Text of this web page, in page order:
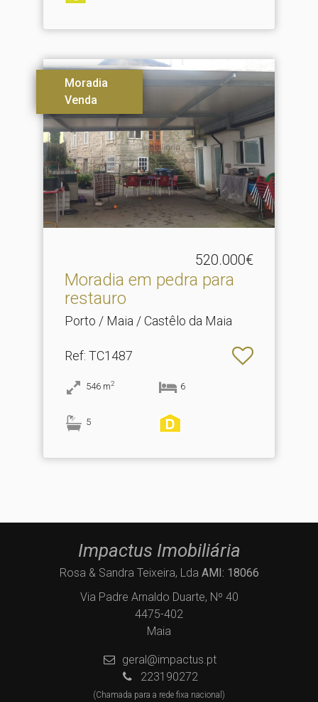
Moradia
Venda
520.000€
Moradia em pedra para
restauro
Porto / Maia / Castêlo da Maia
Ref: TC1487
546 m2 6
5
Impactus Imobiliária
Rosa & Sandra Teixeira, Lda AMI: 18066
Via Padre Arnaldo Duarte, Nº 40
4475-402
Maia
geral@impactus.pt
223190272
(Chamada para a rede fixa nacional)